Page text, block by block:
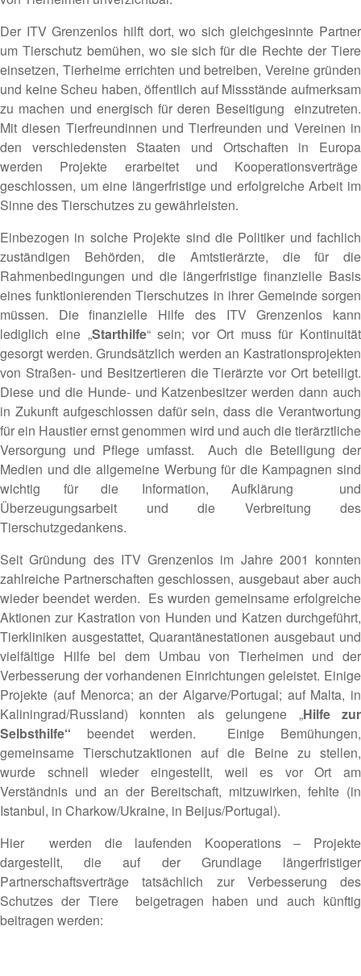
Der ITV Grenzenlos hilft dort, wo sich gleichgesinnte Partner
um Tierschutz bemühen, wo sie sich für die Rechte der Tiere
einsetzen, Tierheime errichten und betreiben, Vereine gründen
und keine Scheu haben, öffentlich auf Missstände aufmerksam
zu machen und energisch für deren Beseitigung einzutreten.
Mit diesen Tierfreundinnen und Tierfreunden und Vereinen in
den verschiedensten Staaten und Ortschaften in Europa
werden Projekte erarbeitet und Kooperationsverträge
geschlossen, um eine längerfristige und erfolgreiche Arbeit im
Sinne des Tierschutzes zu gewährleisten.
Einbezogen in solche Projekte sind die Politiker und fachlich
zuständigen Behörden, die Amtstierärzte, die für die
Rahmenbedingungen und die längerfristige finanzielle Basis
eines funktionierenden Tierschutzes in ihrer Gemeinde sorgen
müssen. Die finanzielle Hilfe des ITV Grenzenlos kann
lediglich eine „Starthilfe“ sein; vor Ort muss für Kontinuität
gesorgt werden. Grundsätzlich werden an Kastrationsprojekten
von Straßen- und Besitzertieren die Tierärzte vor Ort beteiligt.
Diese und die Hunde- und Katzenbesitzer werden dann auch
in Zukunft aufgeschlossen dafür sein, dass die Verantwortung
für ein Haustier ernst genommen wird und auch die tierärztliche
Versorgung und Pflege umfasst. Auch die Beteiligung der
Medien und die allgemeine Werbung für die Kampagnen sind
wichtig für die Information, Aufklärung und
Überzeugungsarbeit und die Verbreitung des
Tierschutzgedankens.
Seit Gründung des ITV Grenzenlos im Jahre 2001 konnten
zahlreiche Partnerschaften geschlossen, ausgebaut aber auch
wieder beendet werden. Es wurden gemeinsame erfolgreiche
Aktionen zur Kastration von Hunden und Katzen durchgeführt,
Tierkliniken ausgestattet, Quarantänestationen ausgebaut und
vielfältige Hilfe bei dem Umbau von Tierheimen und der
Verbesserung der vorhandenen Einrichtungen geleistet. Einige
Projekte (auf Menorca; an der Algarve/Portugal; auf Malta, in
Kaliningrad/Russland) konnten als gelungene „Hilfe zur
Selbsthilfe“ beendet werden. Einige Bemühungen,
gemeinsame Tierschutzaktionen auf die Beine zu stellen,
wurde schnell wieder eingestellt, weil es vor Ort am
Verständnis und an der Bereitschaft, mitzuwirken, fehlte (in
Istanbul, in Charkow/Ukraine, in Beijus/Portugal).
Hier werden die laufenden Kooperations – Projekte
dargestellt, die auf der Grundlage längerfristiger
Partnerschaftsverträge tatsächlich zur Verbesserung des
Schutzes der Tiere beigetragen haben und auch künftig
beitragen werden: